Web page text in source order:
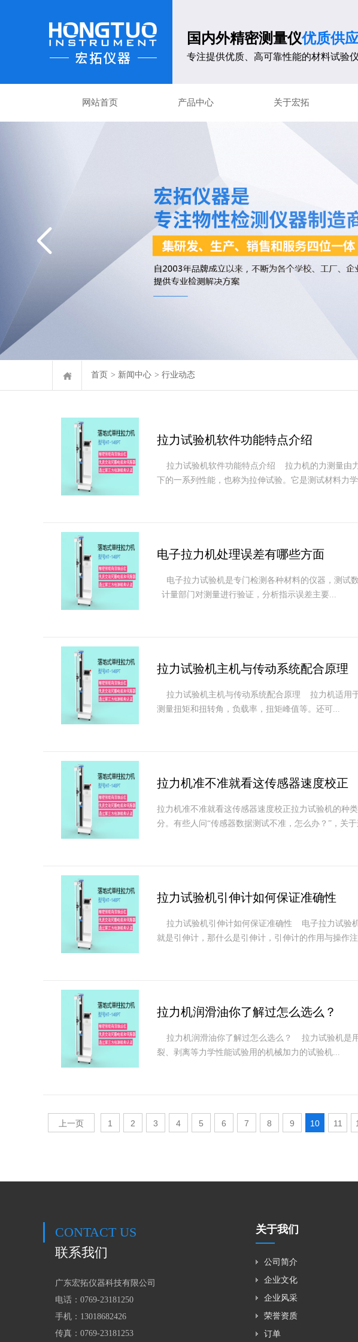
国内外精密测量仪优质供
专注提供优质、高可靠性能的材料试验
网站首页 产品中心 关于宏拓
首页 > 新闻中心 > 行业动态
拉力试验机软件功能特点介绍
拉力试验机软件功能特点介绍 拉力机的力测量由
下的一系列性能，也称为拉伸试验。它是测试材料力
电子拉力机处理误差有哪些方面
电子拉力试验机是专门检测各种材料的仪器，测试
计量部门对测量进行验证，分析指示误差主要...
拉力试验机主机与传动系统配合原理
拉力试验机主机与传动系统配合原理 拉力机适用
测量扭矩和扭转角，负载率，扭矩峰值等。还可...
拉力机准不准就看这传感器速度校正
拉力机准不准就看这传感器速度校正拉力试验机的种
分。有些人问“传感器数据测试不准，怎么办？”，关
拉力试验机引伸计如何保证准确性
拉力试验机引伸计如何保证准确性 电子拉力试验
就是引伸计，那什么是引伸计，引伸计的作用与操作
拉力机润滑油你了解过怎么选么？
拉力机润滑油你了解过怎么选么？ 拉力试验机是
裂、剥离等力学性能试验用的机械加力的试验机...
上一页 1 2 3 4 5 6 7 8 9 10 11
CONTACT US
联系我们
广东宏拓仪器科技有限公司
电话：0769-23181250
手机： 13018682426
传真：0769-23181253
关于我们
公司简介
企业文化
企业风采
荣誉资质
订单